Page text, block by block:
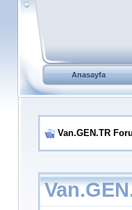
Anasayfa
Van.GEN.TR